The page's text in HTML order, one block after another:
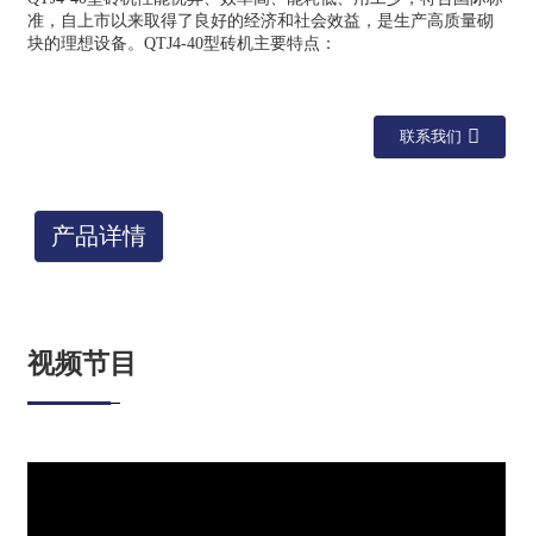
准，自上市以来取得了良好的经济和社会效益，是生产高质量砌
块的理想设备。QTJ4-40型砖机主要特点：
联系我们
产品详情
视频节目